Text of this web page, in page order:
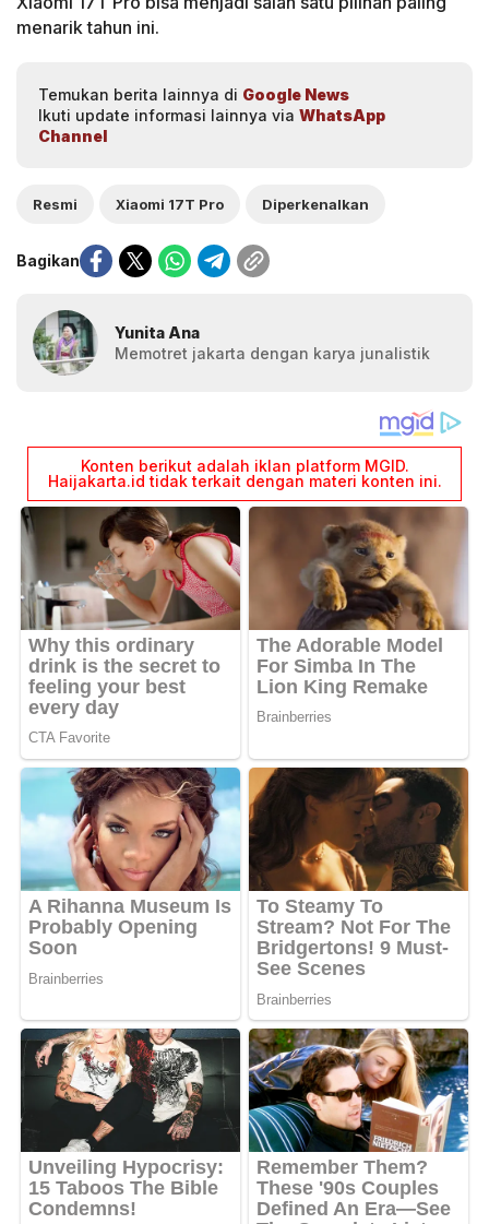
menarik tahun ini.
Temukan berita lainnya di Google News
Ikuti update informasi lainnya via WhatsApp
Channel
Resmi Xiaomi 17T Pro Diperkenalkan
Bagikan
Yunita Ana
Memotret jakarta dengan karya junalistik